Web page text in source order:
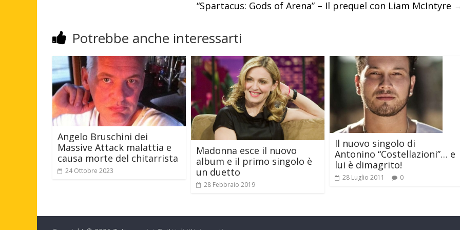
“Spartacus: Gods of Arena” – Il prequel con Liam McIntyre
Potrebbe anche interessarti
Angelo Bruschini dei
Massive Attack malattia e
causa morte del chitarrista
24 Ottobre 2023
Madonna esce il nuovo
album e il primo singolo è
un duetto
28 Febbraio 2019
Il nuovo singolo di
Antonino “Costellazioni”… e
lui è dimagrito!
28 Luglio 2011 0